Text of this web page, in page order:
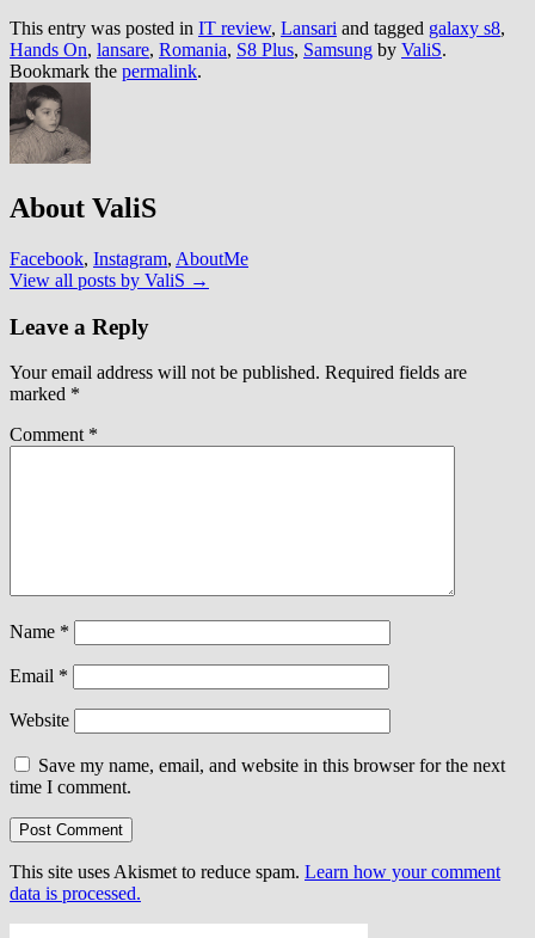
This entry was posted in IT review, Lansari and tagged galaxy s8,
Hands On, lansare, Romania, S8 Plus, Samsung by ValiS.
Bookmark the permalink.
About ValiS
Facebook, Instagram, AboutMe
View all posts by ValiS →
Leave a Reply
Your email address will not be published. Required fields are
marked *
Comment *
Name *
Email *
Website
Save my name, email, and website in this browser for the next
time I comment.
This site uses Akismet to reduce spam. Learn how your comment
data is processed.